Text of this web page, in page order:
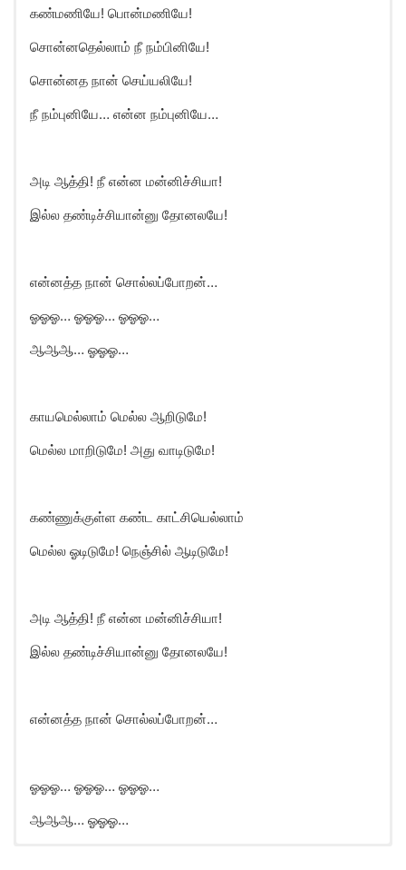
கண்மணியே! பொன்மணியே!
சொன்னதெல்லாம் நீ நம்பினியே!
சொன்னத நான் செய்யலியே!
நீ நம்புனியே… என்ன நம்புனியே…
அடி ஆத்தி! நீ என்ன மன்னிச்சியா!
இல்ல தண்டிச்சியான்னு தோனலயே!
என்னத்த நான் சொல்லப்போறன்…
ஓஓஓ… ஓஓஓ… ஓஓஓ…
ஆஆஆ… ஓஓஓ…
காயமெல்லாம் மெல்ல ஆறிடுமே!
மெல்ல மாறிடுமே! அது வாடிடுமே!
கண்ணுக்குள்ள கண்ட காட்சியெல்லாம்
மெல்ல ஓடிடுமே! நெஞ்சில் ஆடிடுமே!
அடி ஆத்தி! நீ என்ன மன்னிச்சியா!
இல்ல தண்டிச்சியான்னு தோனலயே!
என்னத்த நான் சொல்லப்போறன்…
ஓஓஓ… ஓஓஓ… ஓஓஓ…
ஆஆஆ… ஓஓஓ…